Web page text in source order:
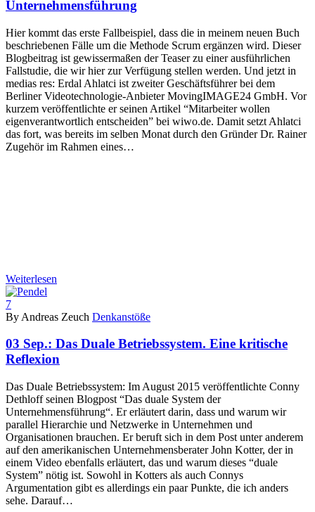
Unternehmensführung
Hier kommt das erste Fallbeispiel, dass die in meinem neuen Buch
beschriebenen Fälle um die Methode Scrum ergänzen wird. Dieser
Blogbeitrag ist gewissermaßen der Teaser zu einer ausführlichen
Fallstudie, die wir hier zur Verfügung stellen werden. Und jetzt in
medias res: Erdal Ahlatci ist zweiter Geschäftsführer bei dem
Berliner Videotechnologie-Anbieter MovingIMAGE24 GmbH. Vor
kurzem veröffentlichte er seinen Artikel “Mitarbeiter wollen
eigenverantwortlich entscheiden” bei wiwo.de. Damit setzt Ahlatci
das fort, was bereits im selben Monat durch den Gründer Dr. Rainer
Zugehör im Rahmen eines…
Weiterlesen
7
By Andreas Zeuch Denkanstöße
03 Sep.: Das Duale Betriebssystem. Eine kritische
Reflexion
Das Duale Betriebssystem: Im August 2015 veröffentlichte Conny
Dethloff seinen Blogpost “Das duale System der
Unternehmensführung“. Er erläutert darin, dass und warum wir
parallel Hierarchie und Netzwerke in Unternehmen und
Organisationen brauchen. Er beruft sich in dem Post unter anderem
auf den amerikanischen Unternehmensberater John Kotter, der in
einem Video ebenfalls erläutert, das und warum dieses “duale
System” nötig ist. Sowohl in Kotters als auch Connys
Argumentation gibt es allerdings ein paar Punkte, die ich anders
sehe. Darauf…